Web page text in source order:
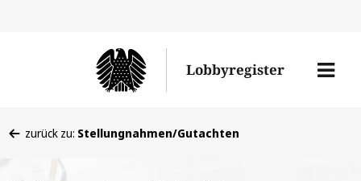
Lobbyregister
Menü
befinden
zurück zu: Stellungnahmen/Gutachten